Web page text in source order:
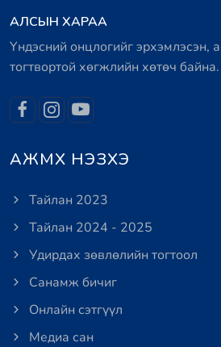
АЛСЫН ХАРАА
Үндэсний онцлогийг эрхэмлэсэн,
тогтвортой хөгжлийн хөтөч байна.
АЖМХ НЭЗХЭ
Тайлан 2023
Тайлан 2024 - 2025
Удирдах зөвлөлийн тогтоол
Санамж бичиг
Онлайн сэтгүүл
Медиа сан